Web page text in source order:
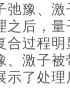
弛豫、
之后，
合过程明
、激子
示了处